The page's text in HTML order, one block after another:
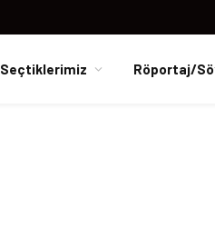
Seçtiklerimiz Röportaj/